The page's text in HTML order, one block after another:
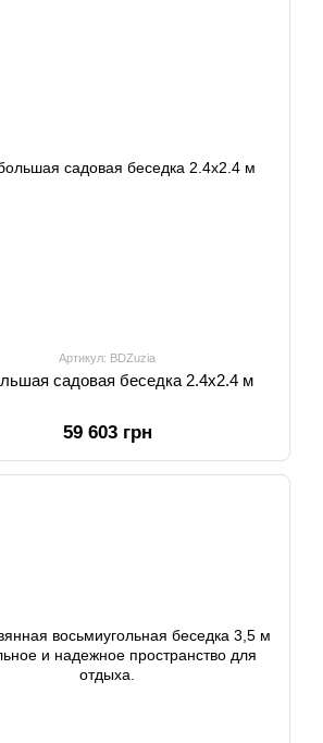
Артикул: BDZuzia
садовая беседка 2.4x2.4 м
59 603 грн